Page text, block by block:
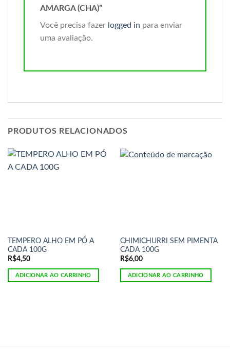
AMARGA (CHA)”
Você precisa fazer logged in para enviar
uma avaliação.
PRODUTOS RELACIONADOS
TEMPERO ALHO EM PÓ A
CADA 100G
R$4,50
ADICIONAR AO CARRINHO
CHIMICHURRI SEM PIMENTA
CADA 100G
R$6,00
ADICIONAR AO CARRINHO